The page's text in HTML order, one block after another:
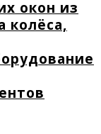
окон из
колёса,